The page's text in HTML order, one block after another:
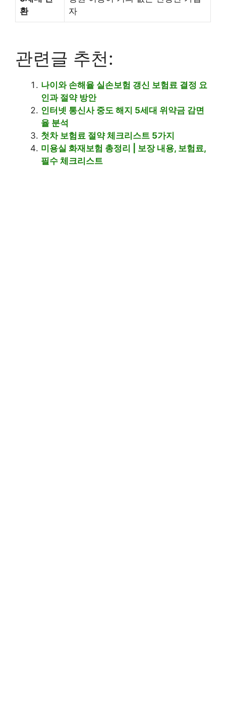
환
자
관련글 추천:
나이와 손해율 실손보험 갱신 보험료 결정 요
인과 절약 방안
인터넷 통신사 중도 해지 5세대 위약금 감면
율 분석
첫차 보험료 절약 체크리스트 5가지
미용실 화재보험 총정리 | 보장 내용, 보험료,
필수 체크리스트